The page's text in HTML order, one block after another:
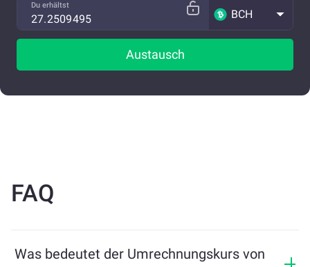
Du erhältst
BCH
Austausch
FAQ
Was bedeutet der Umrechnungskurs von